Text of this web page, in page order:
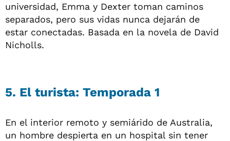
universidad, Emma y Dexter toman caminos
separados, pero sus vidas nunca dejarán de
estar conectadas. Basada en la novela de David
Nicholls.
5. El turista: Temporada 1
En el interior remoto y semiárido de Australia,
un hombre despierta en un hospital sin tener